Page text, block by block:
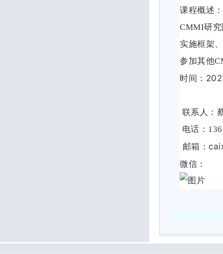
课程概述
CMMI研
实施框架
参加其他
时间：
联系人：
电话：
邮箱：
微信：